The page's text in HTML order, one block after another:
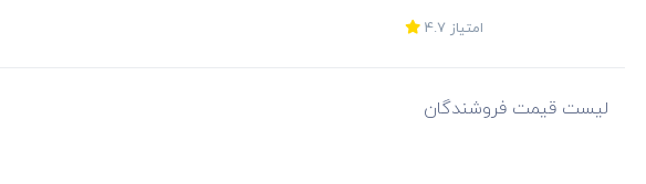
امتیاز 4.7
لیست قیمت فروشندگان